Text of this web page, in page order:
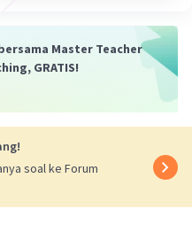
pemuda yang
wilayah
di Timor Timur
rakyat Timor Timur
diri dari
Master Teacher
GRATIS!
soal ke Forum